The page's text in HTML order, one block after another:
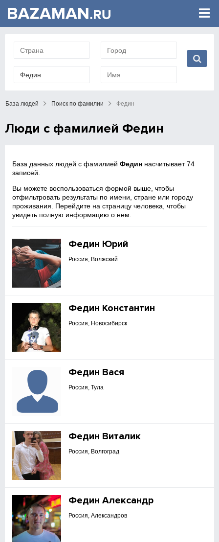
База людей Поиск по фамилии Федин
Люди с фамилией Федин
База данных людей с фамилиейФедин насчитывает 74
записей.
Вы можете воспользоваться формой выше, чтобы
отфильтровать результаты по имени, стране или городу
проживания. Перейдите на страницу человека, чтобы
увидеть полную информацию о нем.
Федин Юрий
Россия, Волжский
Федин Константин
Россия, Новосибирск
Федин Вася
Россия, Тула
Федин Виталик
Россия, Волгоград
Федин Александр
Россия, Александров